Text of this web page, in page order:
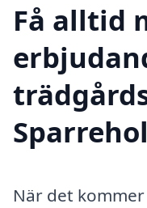
Få alltid
När det